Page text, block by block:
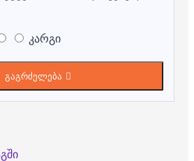
კარგი
გაგრძელება